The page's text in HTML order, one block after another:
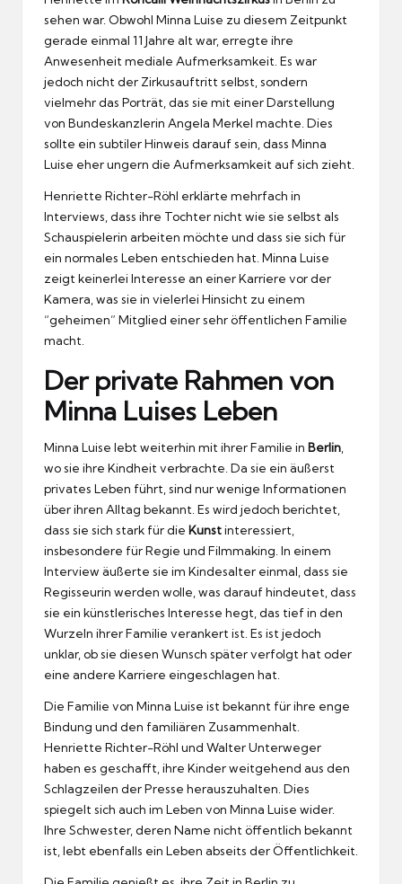
sehen war. Obwohl Minna Luise zu diesem Zeitpunkt
gerade einmal 11 Jahre alt war, erregte ihre
Anwesenheit mediale Aufmerksamkeit. Es war
jedoch nicht der Zirkusauftritt selbst, sondern
vielmehr das Porträt, das sie mit einer Darstellung
von Bundeskanzlerin Angela Merkel machte. Dies
sollte ein subtiler Hinweis darauf sein, dass Minna
Luise eher ungern die Aufmerksamkeit auf sich zieht.
Henriette Richter-Röhl erklärte mehrfach in
Interviews, dass ihre Tochter nicht wie sie selbst als
Schauspielerin arbeiten möchte und dass sie sich für
ein normales Leben entschieden hat. Minna Luise
zeigt keinerlei Interesse an einer Karriere vor der
Kamera, was sie in vielerlei Hinsicht zu einem
“geheimen” Mitglied einer sehr öffentlichen Familie
macht.
Der private Rahmen von
Minna Luises Leben
Minna Luise lebt weiterhin mit ihrer Familie in Berlin
wo sie ihre Kindheit verbrachte. Da sie ein äußerst
privates Leben führt, sind nur wenige Informationen
über ihren Alltag bekannt. Es wird jedoch berichtet,
dass sie sich stark für die Kunstinteressiert,
insbesondere für Regie und Filmmaking. In einem
Interview äußerte sie im Kindesalter einmal, dass sie
Regisseurin werden wolle, was darauf hindeutet, dass
sie ein künstlerisches Interesse hegt, das tief in den
Wurzeln ihrer Familie verankert ist. Es ist jedoch
unklar, ob sie diesen Wunsch später verfolgt hat oder
eine andere Karriere eingeschlagen hat.
Die Familie von Minna Luise ist bekannt für ihre enge
Bindung und den familiären Zusammenhalt.
Henriette Richter-Röhl und Walter Unterweger
haben es geschafft, ihre Kinder weitgehend aus den
Schlagzeilen der Presse herauszuhalten. Dies
spiegelt sich auch im Leben von Minna Luise wider.
Ihre Schwester, deren Name nicht öffentlich bekannt
ist, lebt ebenfalls ein Leben abseits der Öffentlichkeit.